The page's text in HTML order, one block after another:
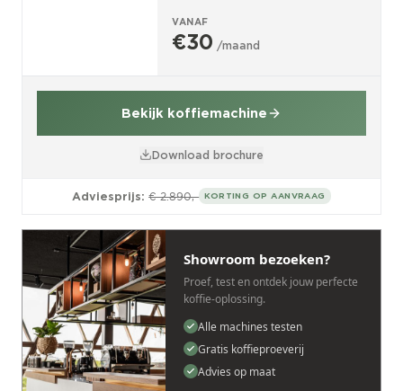
VANAF
€30 /maand
Bekijk koffiemachine
Download brochure
Adviesprijs: € 2.890,- KORTING OP AANVRAAG
Showroom bezoeken?
Proef, test en ontdek jouw perfecte
koffie-oplossing.
Alle machines testen
Gratis koffieproeverij
Advies op maat